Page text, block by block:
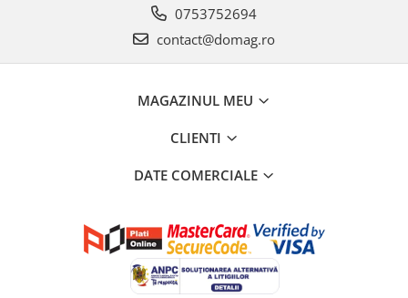
Presostate/Regulatoare de
Compresoare aer
Fierastrau sabie
0753752694
contact@domag.ro
MAGAZINUL MEU
CLIENTI
DATE COMERCIALE